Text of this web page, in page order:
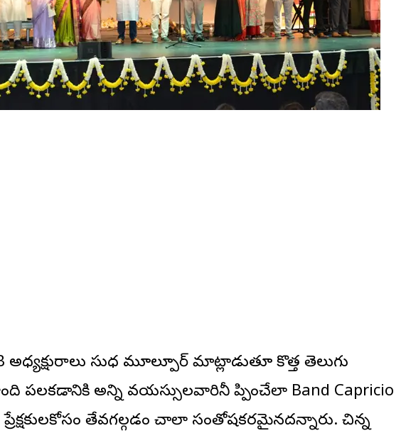
అధ్యక్షురాలు సుధ మూల్పూర్ మాట్లాడుతూ కొత్త తెలుగు
పలకడానికి అన్ని వయస్సులవారినీ మెప్పించేలా Band Capricio
ప్రేక్షకులకోసం తేవగల్గడం చాలా సంతోషకరమైనదన్నారు. చిన్న